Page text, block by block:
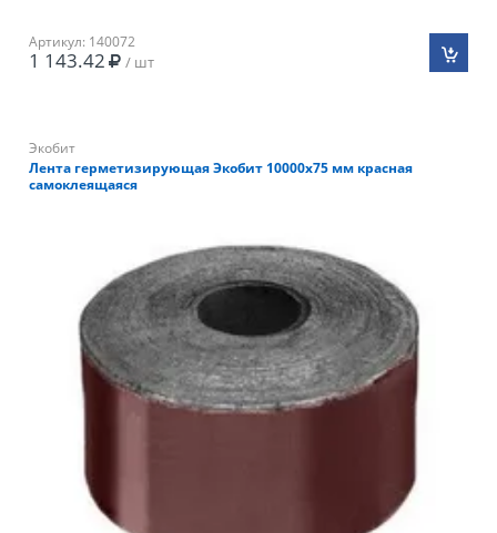
Артикул: 140072
1 143.42 / шт
Экобит
Лента герметизирующая Экобит 10000х75 мм красная
самоклеящаяся